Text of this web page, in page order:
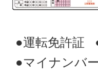
●運転免許証
●マイナン